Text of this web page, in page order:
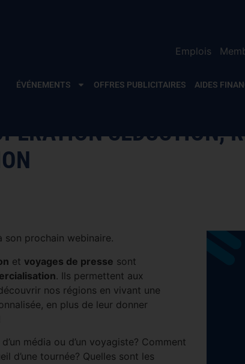
Emplois
ÉVÉNEMENTS OFFRES PUBLICITAIRES AIDES
SÉDUCTION,
son prochain webinaire.
et voyages de presse sont
. Ils permettent aux
nos régions en vivant une
en plus de leur donner
média ou d’un voyagiste? Comment
d’une tournée? Quelles sont les